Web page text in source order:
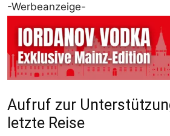
-Werbeanzeige-
Aufruf zur
letzte Reise